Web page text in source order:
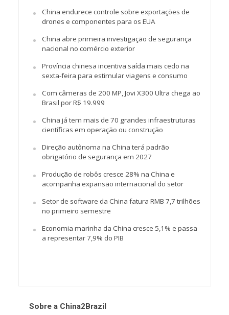
China endurece controle sobre exportações de
drones e componentes para os EUA
China abre primeira investigação de segurança
nacional no comércio exterior
Província chinesa incentiva saída mais cedo na
sexta-feira para estimular viagens e consumo
Com câmeras de 200 MP, Jovi X300 Ultra chega ao
Brasil por R$ 19.999
China já tem mais de 70 grandes infraestruturas
científicas em operação ou construção
Direção autônoma na China terá padrão
obrigatório de segurança em 2027
Produção de robôs cresce 28% na China e
acompanha expansão internacional do setor
Setor de software da China fatura RMB 7,7 trilhões
no primeiro semestre
Economia marinha da China cresce 5,1% e passa
a representar 7,9% do PIB
Sobre a China2Brazil